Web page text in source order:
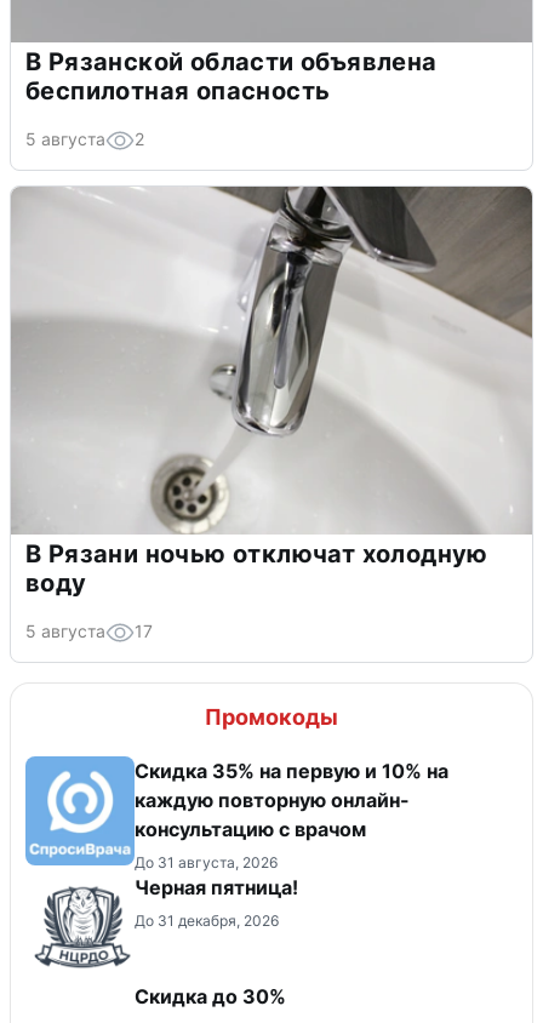
В Рязанской области объявлена
беспилотная опасность
5 августа 2
В Рязани ночью отключат холодную
воду
5 августа 17
Промокоды
Скидка 35% на первую и 10% на
каждую повторную онлайн-
консультацию с врачом
До 31 августа, 2026
Черная пятница!
До 31 декабря, 2026
Скидка до 30%